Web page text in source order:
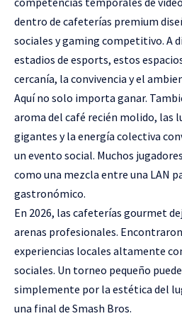
dentro de cafeterías premium
sociales y gaming competitivo. A
estadios de esports, estos
cercanía, la convivencia y el
Aquí no solo importa ganar.
aroma del café recién molido, las
gigantes y la energía colectiva
un evento social. Muchos
como una mezcla entre una LAN
gastronómico.
En 2026, las cafeterías gourmet
arenas profesionales.
experiencias locales altamente
sociales. Un torneo pequeño
simplemente por la estética del
una final de Smash Bros.